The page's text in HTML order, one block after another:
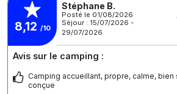
8,12 /10
Stéphane B.
Posté le 01/08/2026
Séjour : 15/07/2026 -
29/07/2026
Avis sur le camping :
Camping accueillant, propre, calme, bien
conçue